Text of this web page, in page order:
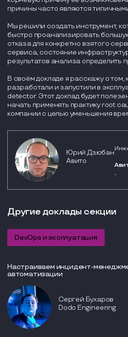
причины часто являются
Мы решили создать инструмент,
быстро проанализировать
отказа для конкретно взятого
сервиса, состояние
результатов анализа определить
В своём докладе я расскажу о том,
разработали и запустили в
detector. Этот доклад будет
начать применять практику root
компании с целью уменьшения
Юрий Дзюбан
Авито
-
Другие доклады секции
DevOps и эксплуатация
Настраиваем инцидент-
автоматизации
Сергей Бухаров
Dodo Engineering